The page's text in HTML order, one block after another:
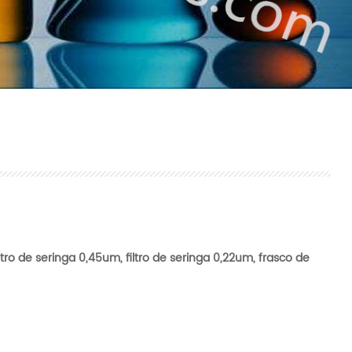
de seringa 0,45um, filtro de seringa 0,22um, frasco de